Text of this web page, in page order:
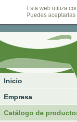
Esta web utiliza
Puedes
Inicio
Empresa
Catálogo de